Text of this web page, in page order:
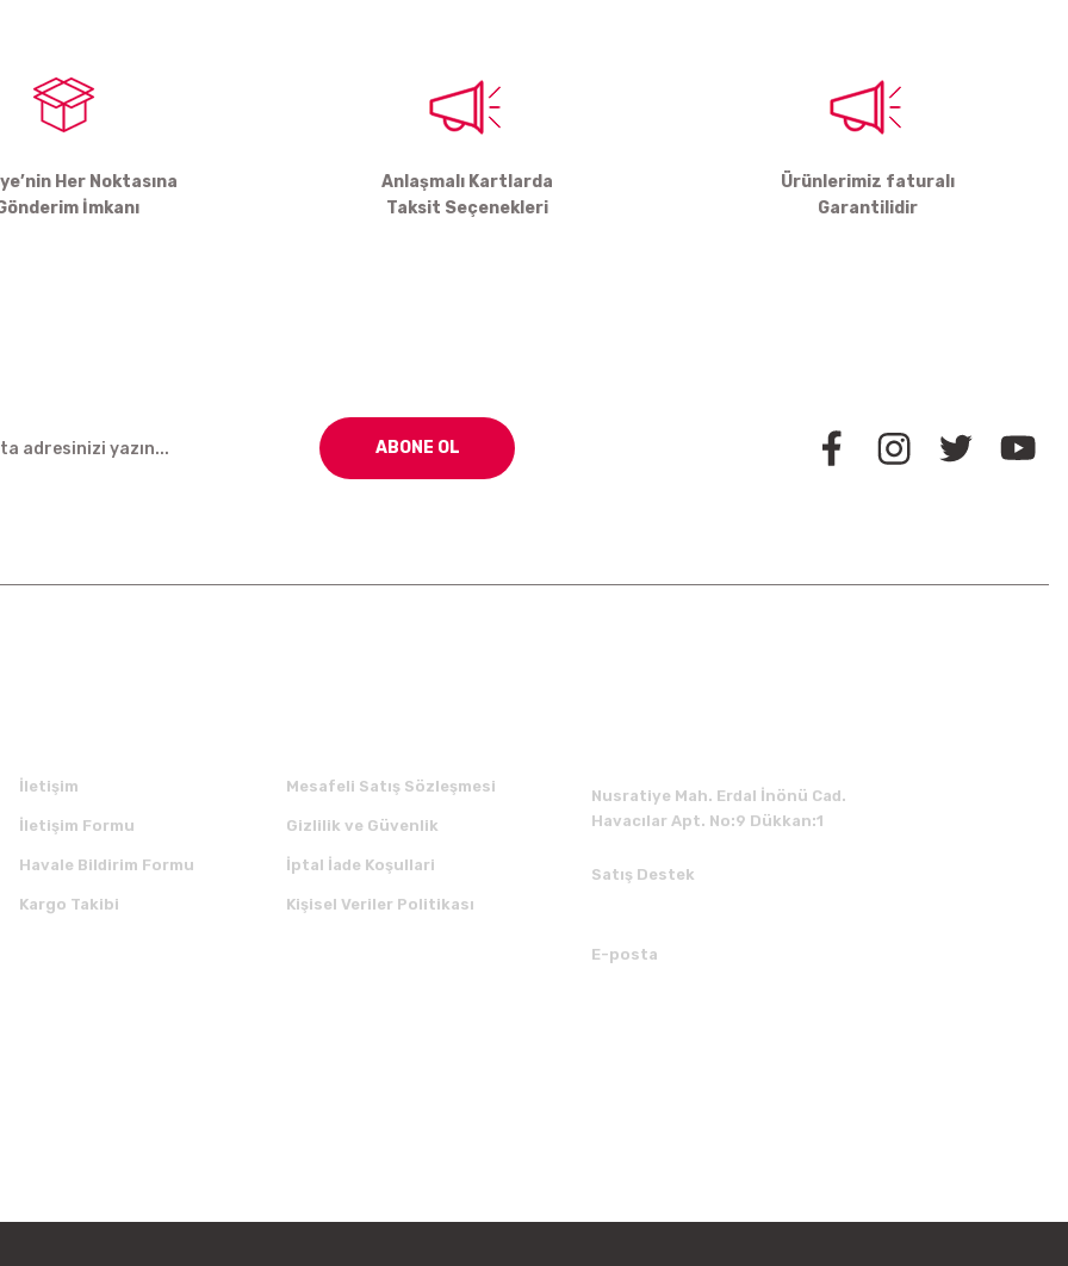
Her Noktasına
İmkanı
Anlaşmalı Kartlarda
Taksit Seçenekleri
Ürünlerimiz faturalı
Garantilidir
ABONE OL
İletişim
İletişim Formu
Havale Bildirim Formu
Kargo Takibi
Mesafeli Satış Sözleşmesi
Gizlilik ve Güvenlik
İptal İade Koşullari
Kişisel Veriler Politikası
Nusratiye Mah. Erdal İnönü Cad.
Havacılar Apt. No:9 Dükkan:1
Satış Destek
E-posta